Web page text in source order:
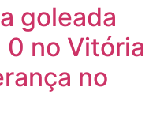
goleada
no Vitória
no